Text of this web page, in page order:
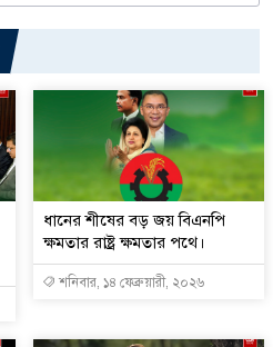
ধানের শীষের বড় জয় বিএনপি
ক্ষমতার রাষ্ট্র ক্ষমতার পথে।
শনিবার, ১৪ ফেব্রুয়ারী, ২০২৬